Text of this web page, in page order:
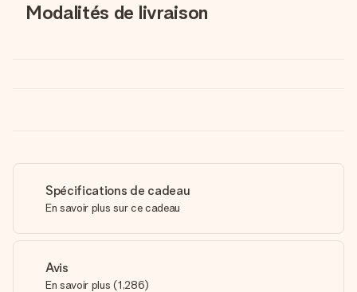
Modalités de livraison
Spécifications de cadeau
En savoir plus sur ce cadeau
Avis
En savoir plus (1,286)